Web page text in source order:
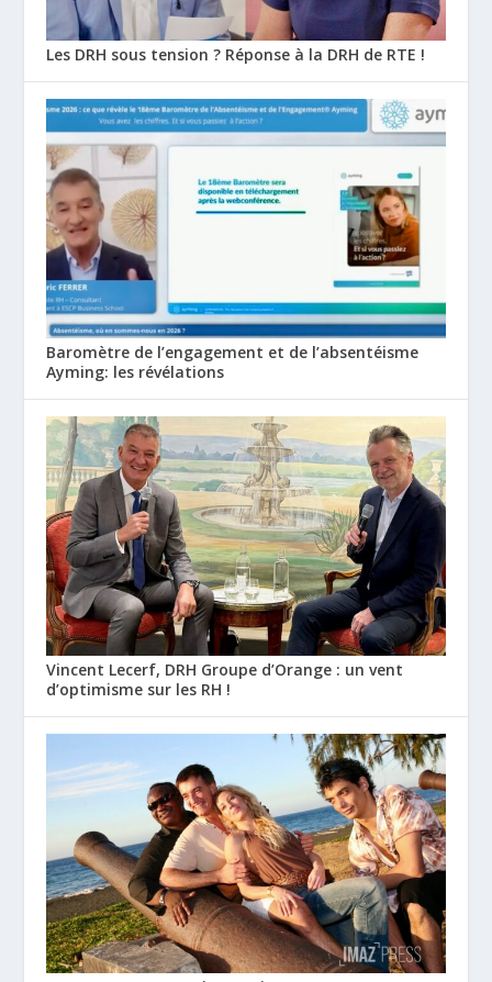
Les DRH sous tension ? Réponse à la DRH de RTE !
Baromètre de l’engagement et de l’absentéisme
Ayming: les révélations
Vincent Lecerf, DRH Groupe d’Orange : un vent
d’optimisme sur les RH !